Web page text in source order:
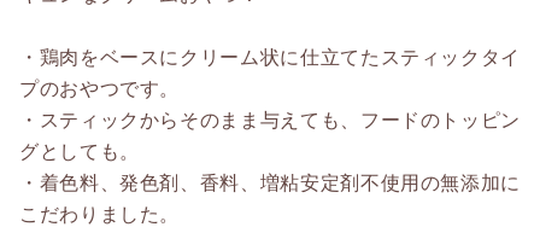
・鶏肉をベースにクリーム状に仕立てたスティックタイ
プのおやつです。
・スティックからそのまま与えても、フードのトッピン
グとしても。
・着色料、発色剤、香料、増粘安定剤不使用の無添加に
こだわりました。